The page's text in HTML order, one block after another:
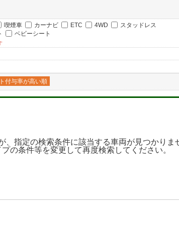
喫煙車 カーナビ ETC 4WD
スタッドレス
ベビーシート
付与率が高い順
、指定の検索条件に該当する車両が見つかりま
の条件等を変更して再度検索してください。